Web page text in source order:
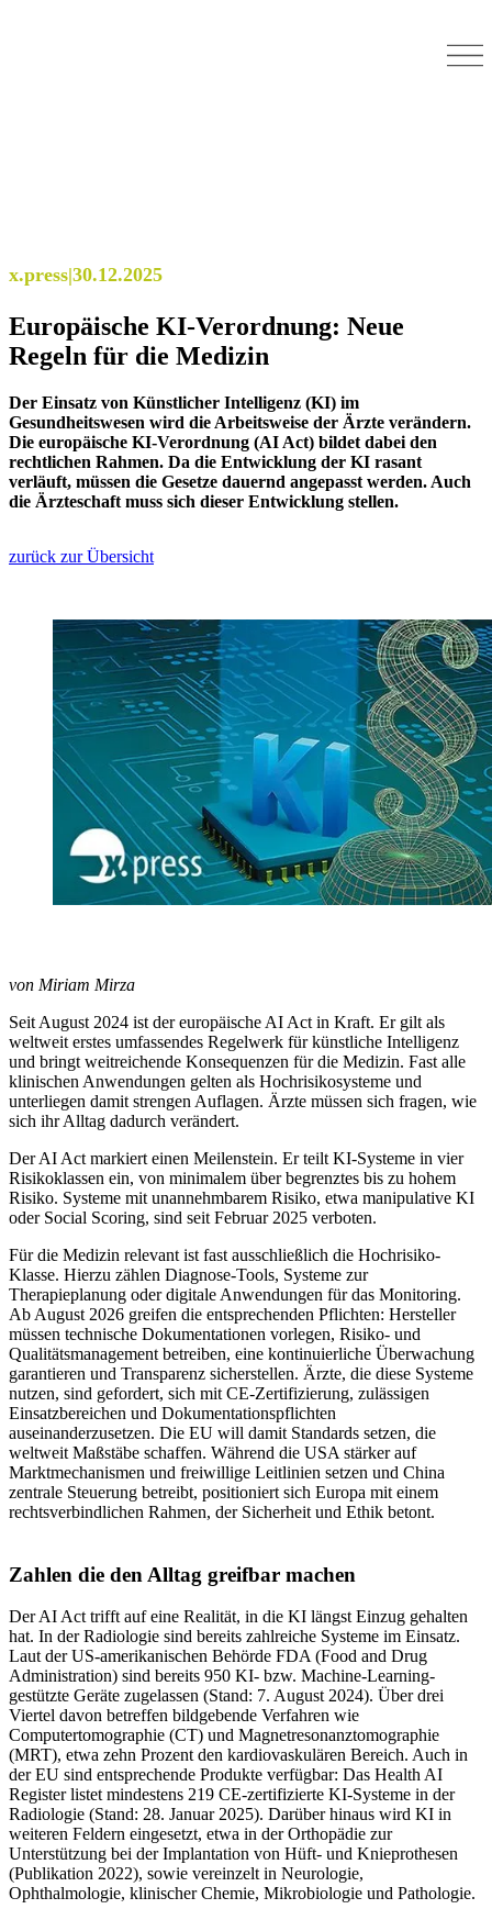
x.press|30.12.2025
Europäische KI-Verordnung: Neue
Regeln für die Medizin
Der Einsatz von Künstlicher Intelligenz (KI) im
Gesundheitswesen wird die Arbeitsweise der Ärzte verändern.
Die europäische KI-Verordnung (AI Act) bildet dabei den
rechtlichen Rahmen. Da die Entwicklung der KI rasant
verläuft, müssen die Gesetze dauernd angepasst werden. Auch
die Ärzteschaft muss sich dieser Entwicklung stellen.
zurück zur Übersicht
von Miriam Mirza
Seit August 2024 ist der europäische AI Act in Kraft. Er gilt als
weltweit erstes umfassendes Regelwerk für künstliche Intelligenz
und bringt weitreichende Konsequenzen für die Medizin. Fast alle
klinischen Anwendungen gelten als Hochrisikosysteme und
unterliegen damit strengen Auflagen. Ärzte müssen sich fragen, wie
sich ihr Alltag dadurch verändert.
Der AI Act markiert einen Meilenstein. Er teilt KI-Systeme in vier
Risikoklassen ein, von minimalem über begrenztes bis zu hohem
Risiko. Systeme mit unannehmbarem Risiko, etwa manipulative KI
oder ­Social Scoring, sind seit Februar 2025 verboten.
Für die Medizin relevant ist fast ausschließlich die Hochrisiko-
Klasse. Hierzu zählen Diagnose-Tools, Systeme zur
Therapieplanung oder digitale Anwendungen für das Monitoring.
Ab August 2026 greifen die entsprechenden Pflichten: Hersteller
müssen technische Dokumentationen vorlegen, Risiko- und
Qualitätsmanagement betreiben, eine kontinuierliche Überwachung
garantieren und Transparenz sicherstellen. Ärzte, die diese Systeme
nutzen, sind gefordert, sich mit CE-Zertifizierung, zulässigen
Einsatzbereichen und Dokumentationspflichten
auseinanderzusetzen. Die EU will damit Standards setzen, die
weltweit Maßstäbe schaffen. Während die USA stärker auf
Marktmechanismen und freiwillige Leitlinien setzen und China
zentrale Steuerung betreibt, positioniert sich Europa mit einem
rechtsverbindlichen Rahmen, der Sicherheit und Ethik betont.
Zahlen die den Alltag greifbar machen
Der AI Act trifft auf eine Realität, in die KI längst Einzug gehalten
hat. In der Radiologie sind bereits zahlreiche Systeme im Einsatz.
Laut der US-amerikanischen Behörde FDA (Food and Drug
Administration) sind bereits 950 KI- bzw. Machine-Learning-
gestützte Geräte zugelassen (Stand: 7. August 2024). Über drei
Viertel davon betreffen bildgebende Verfahren wie
Computertomographie (CT) und Magnetresonanztomographie
(MRT), etwa zehn Prozent den kardiovaskulären Bereich. Auch in
der EU sind entsprechende Produkte verfügbar: Das Health AI
Register listet mindestens 219 CE-zertifizierte KI-Systeme in der
Radiologie (Stand: 28. Januar 2025). Darüber hinaus wird KI in
weiteren Feldern eingesetzt, etwa in der Orthopädie zur
Unterstützung bei der Implantation von Hüft- und Knieprothesen
(Publikation 2022), sowie vereinzelt in Neurologie,
Ophthalmologie, klinischer Chemie, Mikrobiologie und Pathologie.